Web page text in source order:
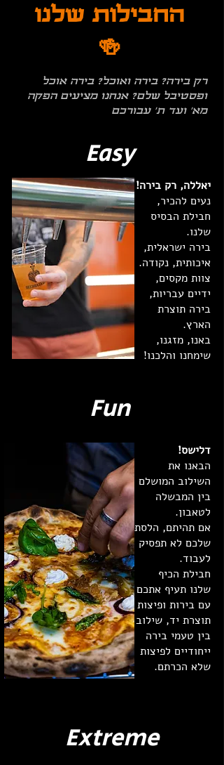
החבילות שלנו
🍻
רק בירה? בירה ואוכל? בירה אוכל
ופסטיבל שלם? אנחנו מציעים הפקה
מא׳ ועד ת׳ עבורכם
Easy
יאללה, רק בירה!
נעים להכיר,
חבילת הבסיס
שלנו.
בירה ישראלית,
איכותית, נקודה.
צוות מקסים,
ידיים עבריות,
בירה תוצרת
הארץ.
באנו, מזגנו,
שימחנו והלכנו!
Fun
דלישס!
הבאנו את
השילוב המושלם
בין המבשלה
לטאבון.
אם תהיתם, הלסת
שלכם לא תפסיק
לעבוד.
חבילת הכיף
שלנו תעיף אתכם
עם בירות ופיצות
תוצרת יד, שילוב
בין טעמי בירה
ייחודיים לפיצות
שלא הכרתם.
Extreme